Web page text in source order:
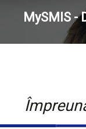
MySMIS -